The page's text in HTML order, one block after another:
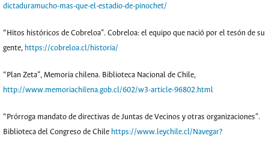
dictaduramucho-mas-que-el-estadio-de-pinochet/
“Hitos históricos de Cobreloa”. Cobreloa: el equipo que nació por el tesón de su
gente, https://cobreloa.cl/historia/
“Plan Zeta”, Memoria chilena. Biblioteca Nacional de Chile,
http://www.memoriachilena.gob.cl/602/w3-article-96802.html
“Prórroga mandato de directivas de Juntas de Vecinos y otras organizaciones”.
Biblioteca del Congreso de Chile https://www.leychile.cl/Navegar?